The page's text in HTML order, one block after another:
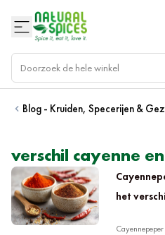
Blog - Kruiden, Specerijen &
verschil cayenne
het